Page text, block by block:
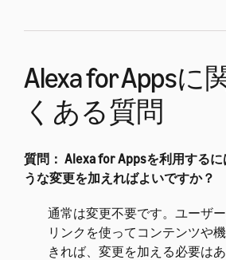
Alexa for Appsに
くある質問
質問： Alexa for Appsを利用する
うな変更を加えればよいですか？
通常は変更不要です。ユーザ
リンクを使ってコンテンツや
きれば、変更を加える必要は